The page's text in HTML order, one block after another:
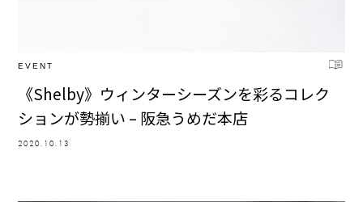
EVENT
《Shelby》ウィンターシーズンを彩るコレク
ションが勢揃い – 阪急うめだ本店
2020.10.13